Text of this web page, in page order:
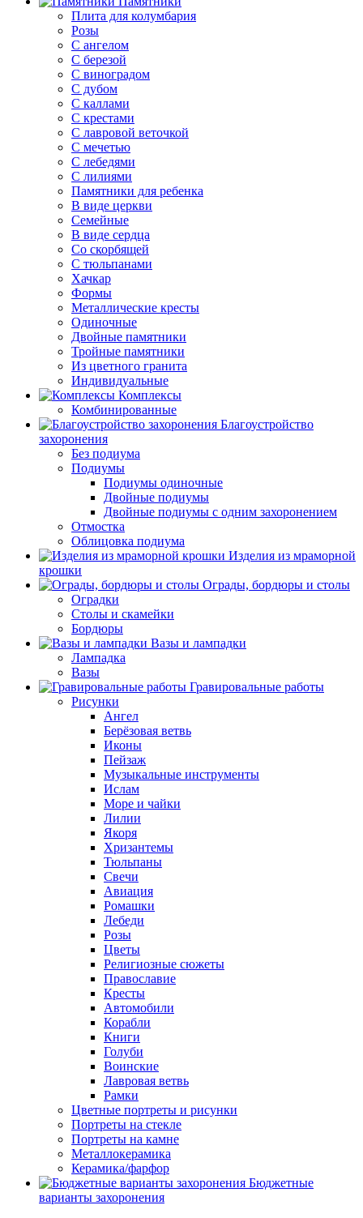
Плита для колумбария
Розы
C ангелом
C березой
С виноградом
С дубом
С каллами
С крестами
С лавровой веточкой
С мечетью
C лебедями
С лилиями
Памятники для ребенка
В виде церкви
Семейные
В виде сердца
Со скорбящей
С тюльпанами
Хачкар
Формы
Металлические кресты
Одиночные
Двойные памятники
Тройные памятники
Из цветного гранита
Индивидуальные
Комплексы
Комбинированные
Благоустройство
захоронения
Без подиума
Подиумы
Подиумы одиночные
Двойные подиумы
Двойные подиумы с одним захоронением
Отмостка
Облицовка подиума
Изделия из мраморной
крошки
Ограды, бордюры и столы
Оградки
Столы и скамейки
Бордюры
Вазы и лампадки
Лампадка
Вазы
Гравировальные работы
Рисунки
Ангел
Берёзовая ветвь
Иконы
Пейзаж
Музыкальные инструменты
Ислам
Море и чайки
Лилии
Якоря
Хризантемы
Тюльпаны
Свечи
Авиация
Ромашки
Лебеди
Розы
Цветы
Религиозные сюжеты
Православие
Кресты
Автомобили
Корабли
Книги
Голуби
Воинские
Лавровая ветвь
Рамки
Цветные портреты и рисунки
Портреты на стекле
Портреты на камне
Металлокерамика
Керамика/фарфор
Бюджетные
варианты захоронения